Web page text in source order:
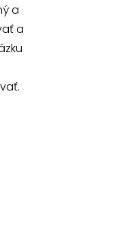
a
a